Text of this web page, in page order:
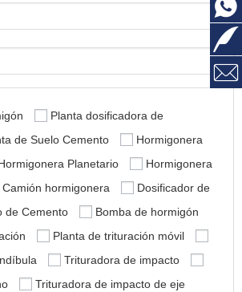
Planta dosificadora de
de Suelo Cemento
Hormigonera
Planetario
Hormigonera
Camión hormigonera
Dosificador de
de Cemento
Bomba de hormigón
Planta de trituración móvil
Trituradora de impacto
Trituradora de impacto de eje